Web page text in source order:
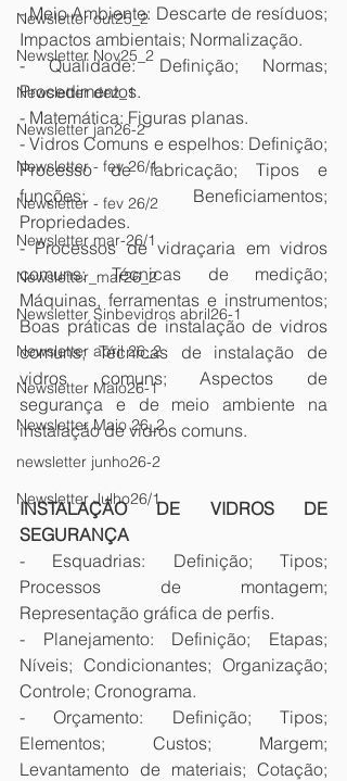
Newsletter out25_2
Newsletter Nov25_2
Newsletter dez_1
Newsletter jan26-2
Newsletter - fev 26/1
Newsletter - fev 26/2
Newsletter mar-26/1
Newsletter_mar26_2
Newsletter Sinbevidros abril26-1
Newsletter abril 26_2
Newsletter Maio26-1
Newsletter Maio 26_2
newsletter junho26-2
Newsletter Julho26/1
- Meio Ambiente: Descarte de resíduos;
Impactos ambientais; Normalização.
- Qualidade: Definição; Normas;
Procedimentos.
- Matemática: Figuras planas.
- Vidros Comuns e espelhos: Definição;
Processo de fabricação; Tipos e
funções; Beneficiamentos;
Propriedades.
- Processos de vidraçaria em vidros
comuns: Técnicas de medição;
Máquinas, ferramentas e instrumentos;
Boas práticas de instalação de vidros
comuns; Técnicas de instalação de
vidros comuns; Aspectos de
segurança e de meio ambiente na
instalação de vidros comuns.
INSTALAÇÃO DE VIDROS DE
SEGURANÇA
- Esquadrias: Definição; Tipos;
Processos de montagem;
Representação gráfica de perfis.
- Planejamento: Definição; Etapas;
Níveis; Condicionantes; Organização;
Controle; Cronograma.
- Orçamento: Definição; Tipos;
Elementos; Custos; Margem;
Levantamento de materiais; Cotação;